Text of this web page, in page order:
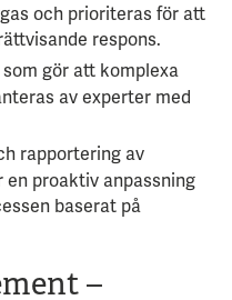
och prioriteras för att
respons.
gör att komplexa
av experter med
rapportering av
proaktiv anpassning
baserat på
–